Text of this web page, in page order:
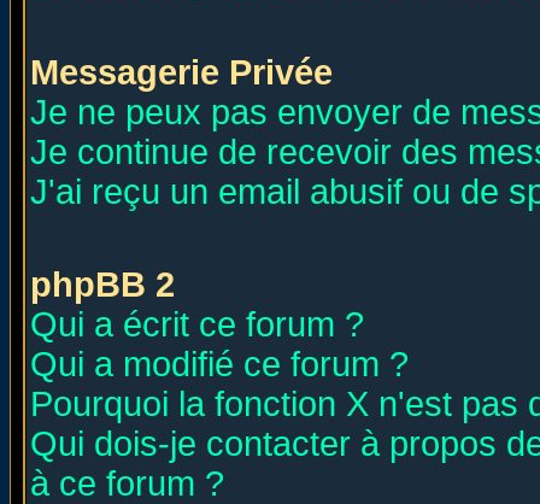
Messagerie Privée
Je ne peux pas envoyer de
Je continue de recevoir des
J'ai reçu un email abusif ou de
phpBB 2
Qui a écrit ce forum ?
Qui a modifié ce forum ?
Pourquoi la fonction X n'est pas
Qui dois-je contacter à propos
à ce forum ?